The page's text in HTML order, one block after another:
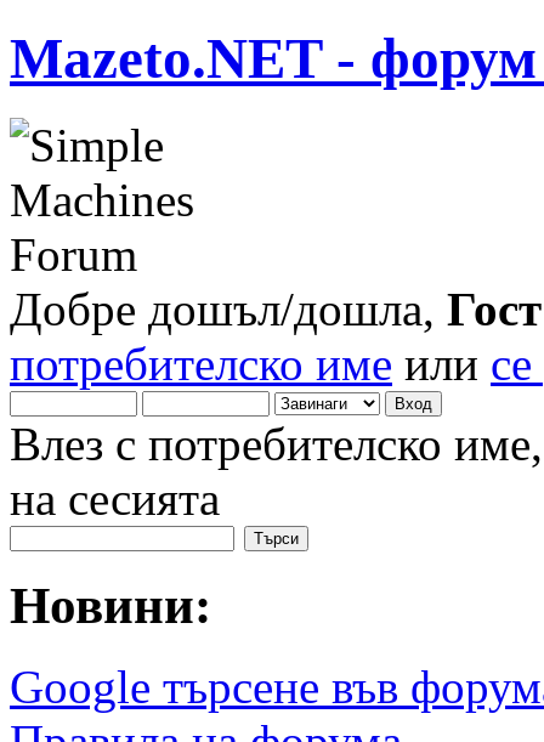
Mazeto.NET - форум
Добре дошъл/дошла, Гост
потребителско име или
Влез с потребителско
на сесията
Новини:
Google търсене във